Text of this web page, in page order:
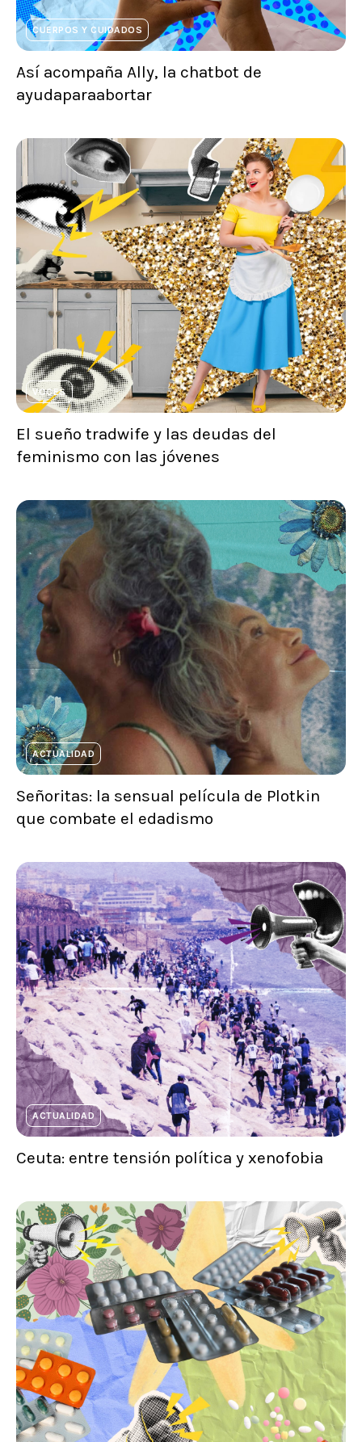
CUERPOS Y CUIDADOS
Así acompaña Ally, la chatbot de
ayudaparaabortar
VOCES
El sueño tradwife y las deudas del
feminismo con las jóvenes
ACTUALIDAD
Señoritas: la sensual película de Plotkin
que combate el edadismo
ACTUALIDAD
Ceuta: entre tensión política y xenofobia